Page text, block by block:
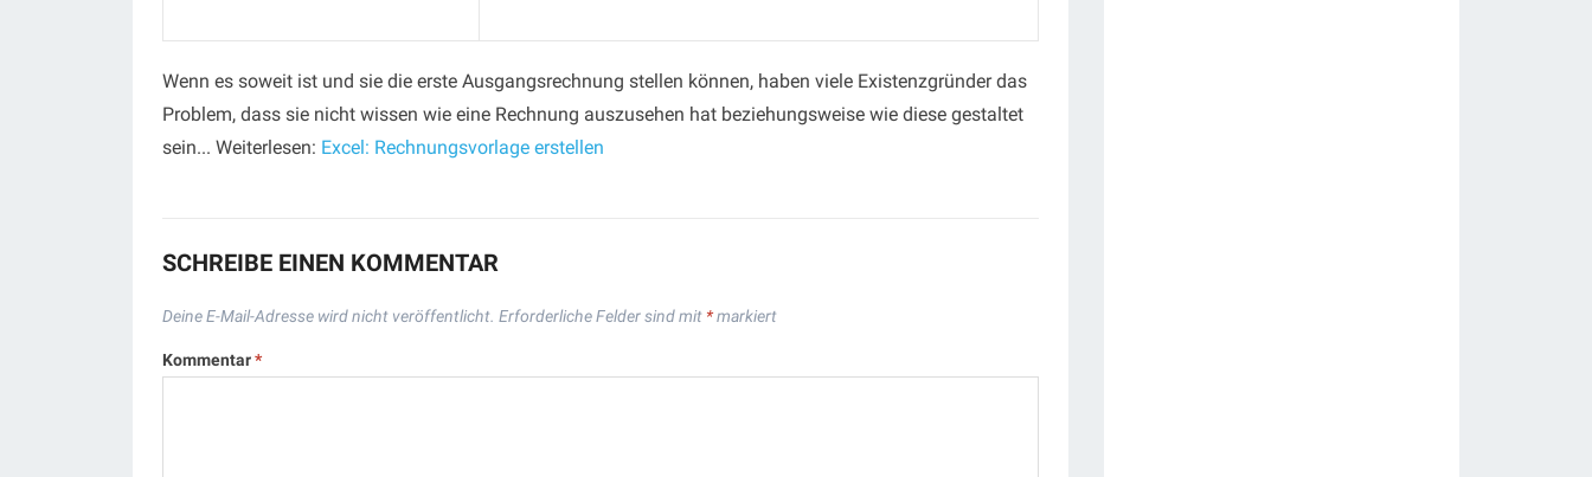
Wenn es soweit ist und sie die erste Ausgangsrechnung stellen können, haben viele Existenzgründer das
Problem, dass sie nicht wissen wie eine Rechnung auszusehen hat beziehungsweise wie diese gestaltet
sein... Weiterlesen: Excel: Rechnungsvorlage erstellen
SCHREIBE EINEN KOMMENTAR
Deine E-Mail-Adresse wird nicht veröffentlicht. Erforderliche Felder sind mit *markiert
Kommentar*